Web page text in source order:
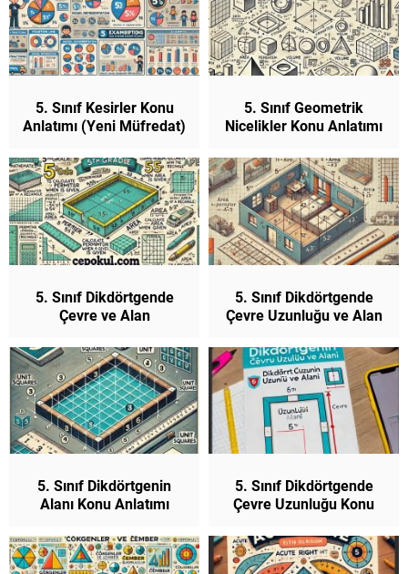
5. Sınıf Kesirler Konu
Anlatımı (Yeni Müfredat)
5. Sınıf Geometrik
Nicelikler Konu Anlatımı
5. Sınıf Dikdörtgende
Çevre ve Alan
Anlatımı (Yeni Müfredat)
5. Sınıf Dikdörtgende
Çevre Uzunluğu ve Alan
Müfredat)
5. Sınıf Dikdörtgenin
Alanı Konu Anlatımı
5. Sınıf Dikdörtgende
Çevre Uzunluğu Konu